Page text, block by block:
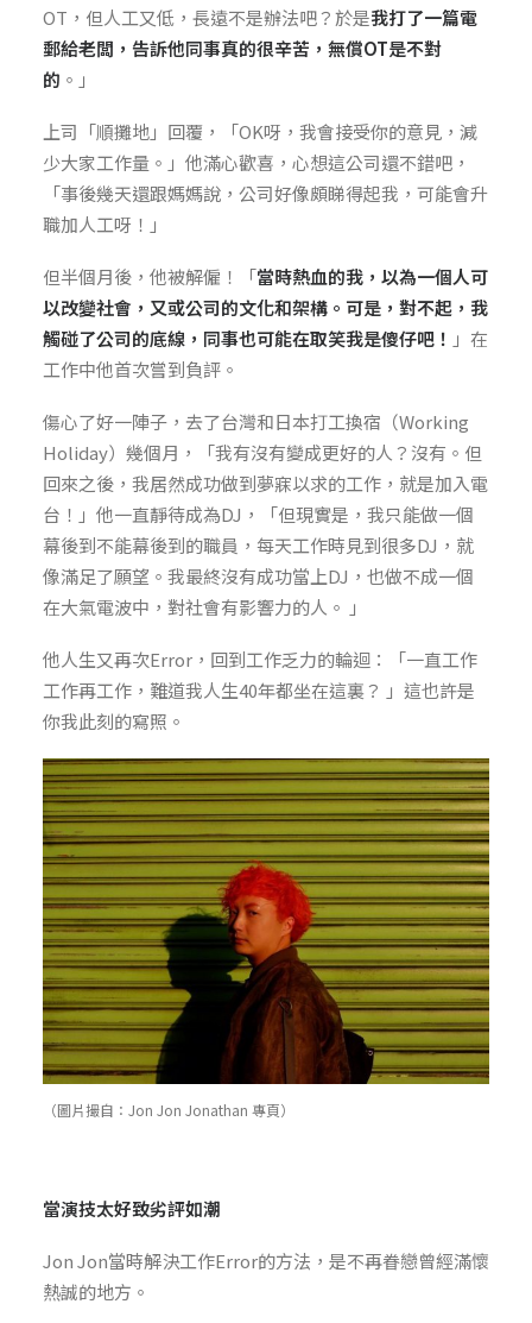
OT，但人工又低，長遠不是辦法吧？於是我打了一篇電
郵給老闆，告訴他同事真的很辛苦 ， 無償OT是不對
的 。」
上司「順攤地」回覆，「OK呀，我會接受你的意見，減
少大家工作量。」他滿心歡喜，心想這公司還不錯吧，
「事後幾天還跟媽媽說，公司好像頗睇得起我，可能會升
職加人工呀！」
但半個月後，他被解僱！「當時熱血的我，以為一個人可
以改變社會，又或公司的文化和架構。可是，對不起，我
觸碰了公司的底線，同事也可能在取笑我是傻仔吧！ 」在
工作中他首次嘗到負評。
傷心了好一陣子，去了台灣和日本打工換宿（Working
Holiday）幾個月，「我有沒有變成更好的人？沒有。但
回來之後，我居然成功做到夢寐以求的工作，就是加入電
台！」他一直靜待成為DJ，「但現實是，我只能做一個
幕後到不能幕後到的職員，每天工作時見到很多DJ，就
像滿足了願望。我最終沒有成功當上DJ，也做不成一個
在大氣電波中，對社會有影響力的人。 」
他人生又再次Error，回到工作乏力的輪迴：「一直工作
工作再工作，難道我人生40年都坐在這裏？ 」這也許是
你我此刻的寫照。
（圖片撮自：Jon Jon Jonathan 專頁）
當演技太好致劣評如潮
Jon Jon當時解決工作Error的方法，是不再眷戀曾經滿懷
熱誠的地方。